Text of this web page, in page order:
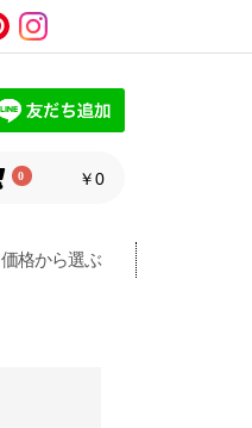
0 ￥0
価格から選ぶ